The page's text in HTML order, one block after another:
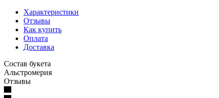
Характеристики
Отзывы
Как купить
Оплата
Доставка
Состав букета
Альстромерия
Отзывы